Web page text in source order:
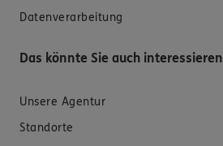
Datenverarbeitung
Das könnte Sie auch interessieren
Unsere Agentur
Standorte